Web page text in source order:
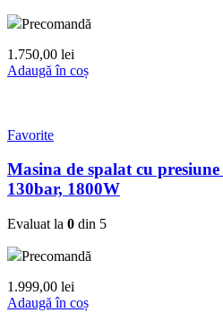
Precomandă
1.750,00 lei
Adaugă în coș
Favorite
Masina de spalat cu
130bar, 1800W
Evaluat la 0 din 5
Precomandă
1.999,00 lei
Adaugă în coș